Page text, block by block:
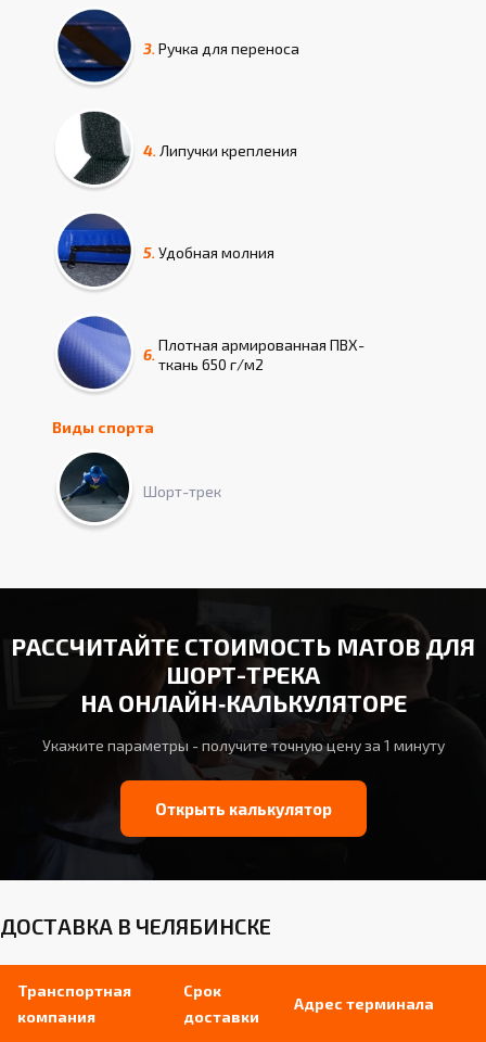
3. Ручка для переноса
4. Липучки крепления
5. Удобная молния
6.
Плотная армированная ПВХ-
ткань 650 г/м2
Виды спорта
Шорт-трек
РАССЧИТАЙТЕ СТОИМОСТЬ МАТОВ ДЛЯ
ШОРТ-ТРЕКА
НА ОНЛАЙН‑КАЛЬКУЛЯТОРЕ
Укажите параметры - получите точную цену за 1 минуту
Открыть калькулятор
ДОСТАВКА В ЧЕЛЯБИНСКЕ
Транспортная
компания
Срок
доставки
Адрес терминала